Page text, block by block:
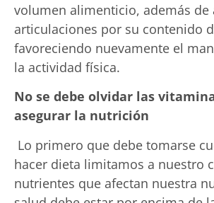
volumen alimenticio, además de
articulaciones por su contenido
favoreciendo nuevamente el
la actividad física.
No se debe olvidar las v
asegurar la nutrición
Lo primero que debe tomarse
hacer dieta limitamos a nuestro
nutrientes que afectan nuestra